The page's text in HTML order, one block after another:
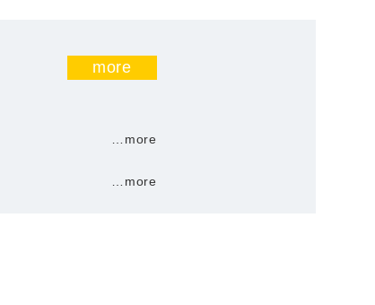
more
…more
…more